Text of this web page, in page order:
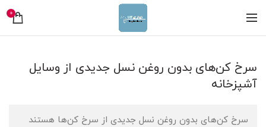
0
سرخ کن‌های بدون روغن نسل جدیدی از وسایل
آشپزخانه
سرخ کن‌های بدون روغن نسل جدیدی از سرخ کن‌ها هستند